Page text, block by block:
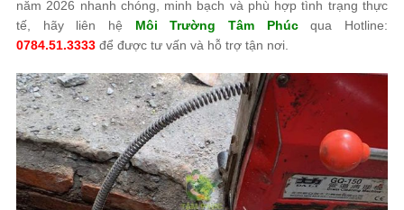
năm 2026 nhanh chóng, minh bạch và phù hợp tình trạng thực
tế, hãy liên hệ Môi Trường Tâm Phúcqua Hotline:
0784.51.3333 để được tư vấn và hỗ trợ tận nơi.